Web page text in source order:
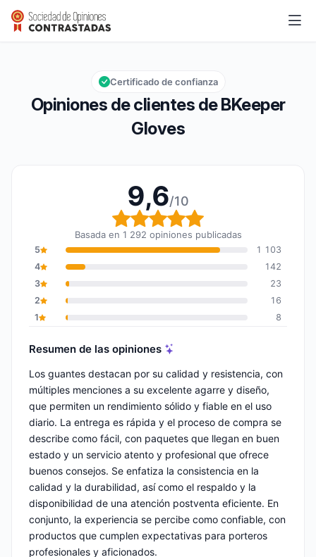
BKeeper Gloves
Calificación global: 9,6 de 10
9,6/10
Opiniones de clientes de BKeeper
Gloves
Certificado de confianza
9,6/10
Calificación global: 9,6
Basada en 1 292 opiniones publicadas
5
1 103
4
142
3
23
2
16
1
8
Resumen de las opiniones
Los guantes destacan por su calidad y resistencia, con
múltiples menciones a su excelente agarre y diseño,
que permiten un rendimiento sólido y fiable en el uso
diario. La entrega es rápida y el proceso de compra se
describe como fácil, con paquetes que llegan en buen
estado y un servicio atento y profesional que ofrece
buenos consejos. Se enfatiza la consistencia en la
calidad y la durabilidad, así como el respaldo y la
disponibilidad de una atención postventa eficiente. En
conjunto, la experiencia se percibe como confiable, con
productos que cumplen expectativas para porteros
profesionales y aficionados.